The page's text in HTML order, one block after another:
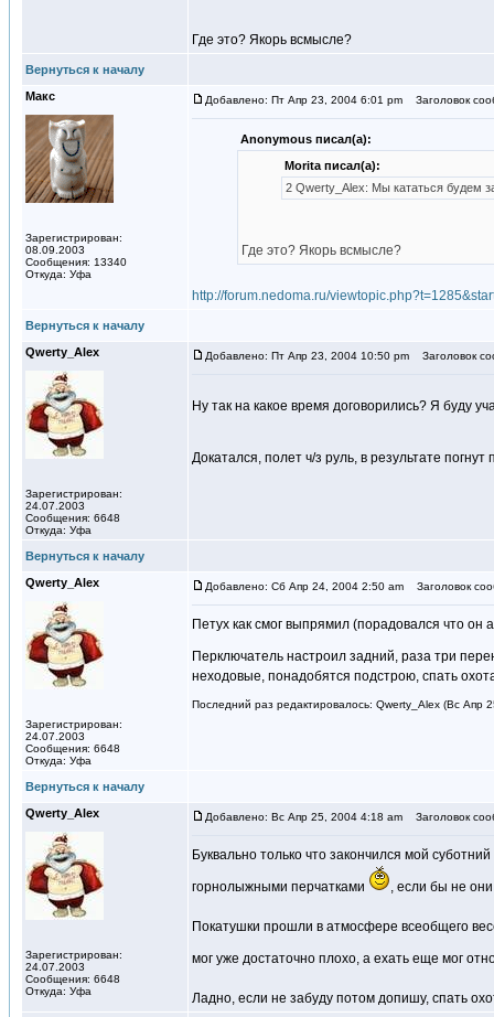
Где это? Якорь всмысле?
Вернуться к началу
Макс
Зарегистрирован:
08.09.2003
Сообщения: 13340
Откуда: Уфа
Добавлено: Пт Апр 23, 2004 6:01 pm Заголовок
Anonymous писал(а):
Morita писал(а):
2 Qwerty_Alex: Мы кататься будем
Где это? Якорь всмысле?
http://forum.nedoma.ru/
Вернуться к началу
Qwerty_Alex
Зарегистрирован:
24.07.2003
Сообщения: 6648
Откуда: Уфа
Добавлено: Пт Апр 23, 2004 10:50 pm Заголовок
Ну так на какое время договорились? Я буду
Докатался, полет ч/з руль, в результате
Вернуться к началу
Qwerty_Alex
Зарегистрирован:
24.07.2003
Сообщения: 6648
Откуда: Уфа
Добавлено: Сб Апр 24, 2004 2:50 am Заголовок
Петух как смог выпрямил (порадовался что
Перключатель настроил задний, раза три
неходовые, понадобятся подстрою, спать
Последний раз редактировалось: Qwerty_Alex (Вс Апр
Вернуться к началу
Qwerty_Alex
Зарегистрирован:
24.07.2003
Сообщения: 6648
Откуда: Уфа
Добавлено: Вс Апр 25, 2004 4:18 am Заголовок
Буквально только что закончился мой
горнолыжными перчатками , если бы не
Покатушки прошли в атмосфере всеобщего
мог уже достаточно плохо, а ехать еще мог
Ладно, если не забуду потом допишу, спать